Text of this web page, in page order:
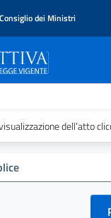
dei Ministri
- Il
dell’atto